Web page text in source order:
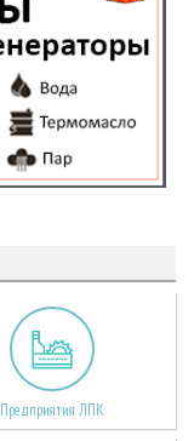
Предприятия ЛПК